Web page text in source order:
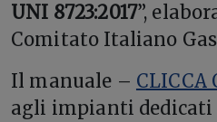
UNI 8723:2017”,
Comitato Italiano
Il manuale – CLICCA
agli impianti